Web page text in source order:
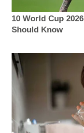
10 World Cup
Should Know